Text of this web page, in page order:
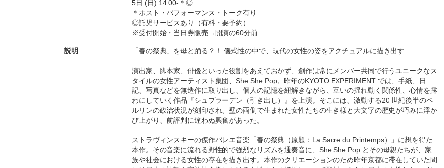
5日 (日) 14:00-＊◎
＊ポスト・パフォーマンス・トーク有り
◎託児サービスあり（有料・要予約）
※受付開始・当日券販売→開演の60分前
説明 「春の祭典」を母と踊る？！ 儀式性の中で、現代の女性の姿をアクチュアルに描き出す
演出家、脚本家、俳優といった役割をあえておかず、創作は常にメンバー共同で行うユニークなス
タイルの女性アーティスト集団、She She Pop。昨年のKYOTO EXPERIMENT では、手紙、日
記、写真などを無造作に取り出し、個人の記憶を紐解きながら、互いの揺れ動く関係性、心情を露
わにしていく作品『シュプラーデン（引き出し）』を上演。そこには、激動する20 世紀後半のベ
ルリンの政治状況が刻印され、壁の両側で生まれた女性たちの生き様と大文字の歴史が巧みに浮か
び上がり、前評判に違わぬ興奮があった。
ストラヴィンスキーの傑作バレエ音楽「春の祭典（原題：La Sacre du Printemps）」に想を得た
本作。その音楽に流れる野性的で強烈なリズムを通奏音に、She She Pop とその母親たちが、家
族や社会における女性の存在を描き出す。本作のクリエーションのため昨年京都に滞在していた間